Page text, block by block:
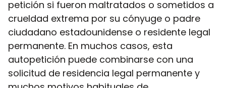
petición si fueron maltratados o sometidos a
crueldad extrema por su cónyuge o padre
ciudadano estadounidense o residente legal
permanente. En muchos casos, esta
autopetición puede combinarse con una
solicitud de residencia legal permanente y